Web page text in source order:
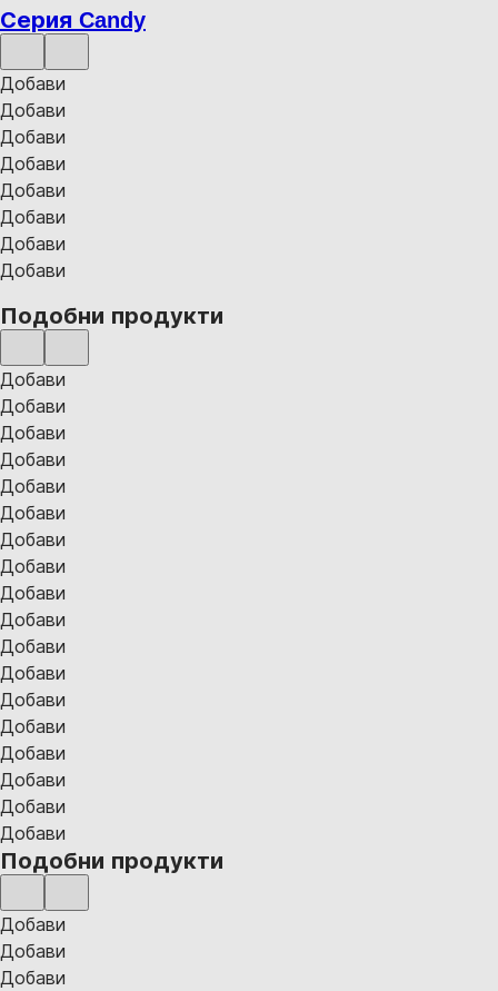
Серия Candy
Добави
Добави
Добави
Добави
Добави
Добави
Добави
Добави
Подобни продукти
Добави
Добави
Добави
Добави
Добави
Добави
Добави
Добави
Добави
Добави
Добави
Добави
Добави
Добави
Добави
Добави
Добави
Добави
Подобни продукти
Добави
Добави
Добави